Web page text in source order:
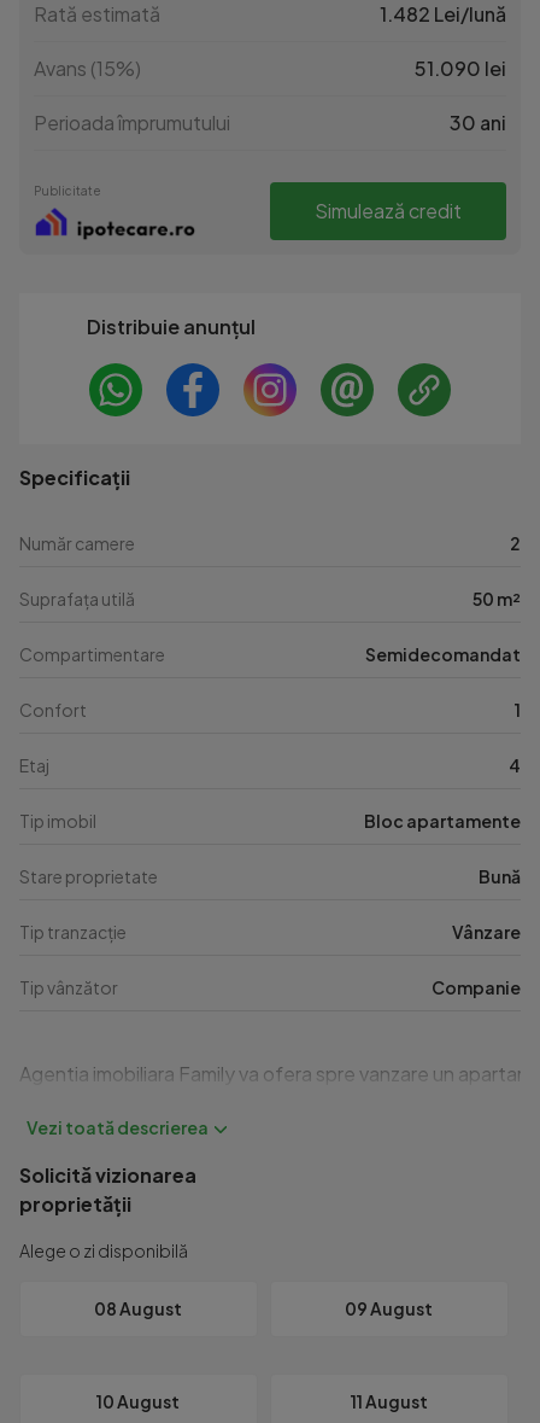
Rată estimată 1.482 Lei/lună
Avans (15%) 51.090 lei
Perioada împrumutului 30 ani
Publicitate
Simulează credit
Distribuie anunțul
Specificații
Număr camere 2
Suprafața utilă 50 m²
Compartimentare Semidecomandat
Confort 1
Etaj 4
Tip imobil Bloc apartamente
Stare proprietate Bună
Tip tranzacție Vânzare
Tip vânzător Companie
Agentia imobiliara Family va ofera spre vanzare un
Solicită vizionarea
proprietății
Alege o zi disponibilă
08 August 09 August
10 August 11 August